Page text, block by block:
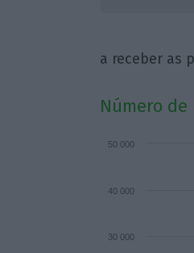
a receber as
Número
30 000
40 000
50 000